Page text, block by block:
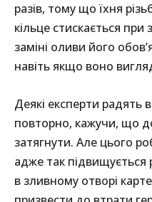
разів, тому що їхня
кільце стискається при
заміні оливи його
навіть якщо воно
Деякі експерти радять
повторно, кажучи, що
затягнути. Але цього
адже так
в зливному отворі